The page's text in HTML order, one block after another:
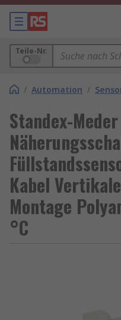
Teile-Nr.
/ Automation /
Standex-Meder
Kabel
Montage
°C